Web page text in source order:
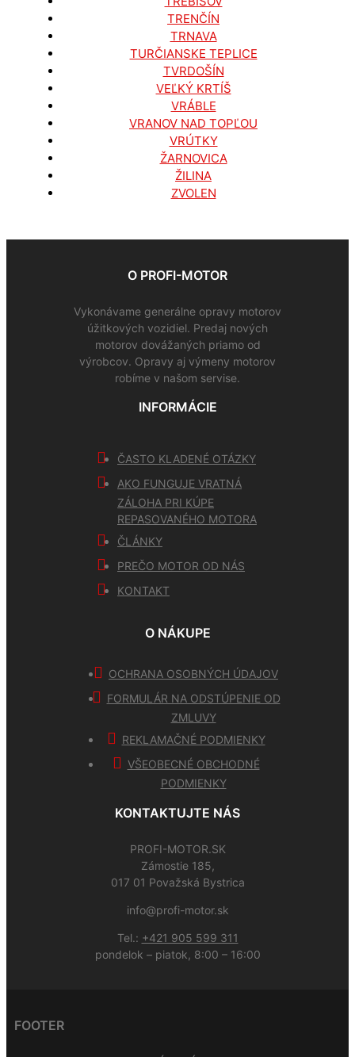
TRENČÍN
TRNAVA
TURČIANSKE TEPLICE
TVRDOŠÍN
VEĽKÝ KRTÍŠ
VRÁBLE
VRANOV NAD TOPĽOU
VRÚTKY
ŽARNOVICA
ŽILINA
ZVOLEN
O PROFI-MOTOR
Vykonávame generálne opravy motorov
úžitkových vozidiel. Predaj nových
motorov dovážaných priamo od
výrobcov. Opravy aj výmeny motorov
robíme v našom servise.
INFORMÁCIE
ČASTO KLADENÉ OTÁZKY
AKO FUNGUJE VRATNÁ
ZÁLOHA PRI KÚPE
REPASOVANÉHO MOTORA
ČLÁNKY
PREČO MOTOR OD NÁS
KONTAKT
O NÁKUPE
OCHRANA OSOBNÝCH ÚDAJOV
FORMULÁR NA ODSTÚPENIE OD
ZMLUVY
REKLAMAČNÉ PODMIENKY
VŠEOBECNÉ OBCHODNÉ
PODMIENKY
KONTAKTUJTE NÁS
PROFI-MOTOR.SK
Zámostie 185,
017 01 Považská Bystrica
info@profi-motor.sk
Tel.: +421 905 599 311
pondelok – piatok, 8:00 – 16:00
FOOTER